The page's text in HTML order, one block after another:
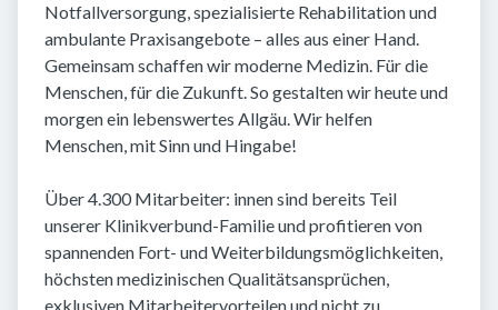
Notfallversorgung, spezialisierte Rehabilitation und
ambulante Praxisangebote – alles aus einer Hand.
Gemeinsam schaffen wir moderne Medizin. Für die
Menschen, für die Zukunft. So gestalten wir heute und
morgen ein lebenswertes Allgäu. Wir helfen
Menschen, mit Sinn und Hingabe!
Über 4.300 Mitarbeiter: innen sind bereits Teil
unserer Klinikverbund-Familie und profitieren von
spannenden Fort- und Weiterbildungsmöglichkeiten,
höchsten medizinischen Qualitätsansprüchen,
exklusiven Mitarbeitervorteilen und nicht zu